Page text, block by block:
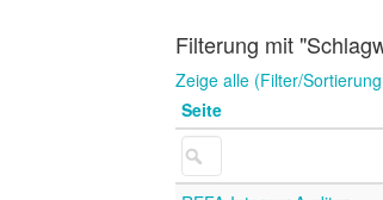
Filterung mit
Zeige alle (Filter/
Seite